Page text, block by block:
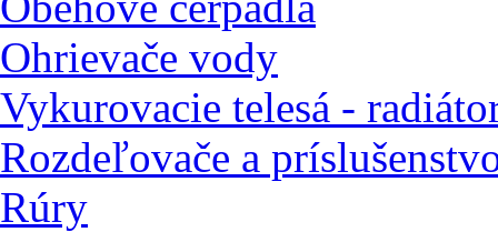
Ohrievače vody
Vykurovacie telesá -
Rozdeľovače a
Rúry